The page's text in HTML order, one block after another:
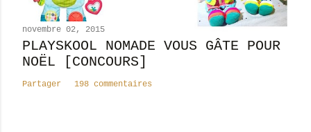
novembre 02, 2015
PLAYSKOOL NOMADE VOUS GÂTE POUR
NOËL [CONCOURS]
Partager 198 commentaires